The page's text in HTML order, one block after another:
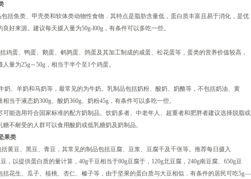
鱼类、甲壳类和软体类动物性食物．其特点是脂肪含量低，蛋白质丰富且易于消化，是优
良好来源。建议每天摄入量为50g-l00g，有条件可以多吃一些。
蛋、鸭蛋、鹅蛋、鹌鹑蛋、鸽蛋及其加工制成的咸蛋、松花蛋等，蛋类的营养价值较高，
人量为25g～50g，相当于半个至1个鸡蛋。
、羊奶和马奶等，最常见的为牛奶。乳制品包括奶粉、酸奶、奶酪等，不包括奶油、黄
相当于液态奶300g、酸奶360g、奶粉45g，有条件可以多吃一些。
可能选用符合国家标准的配方奶制品。饮奶多者、中老年人、超重者和肥胖者建议选择脱脂或
糖不耐受的人群可以食用酸奶或低乳糖奶及奶制品。
果类
豆、黑豆、青豆，其常见的制品包括豆腐、豆浆、豆腐干及千张等。推荐每日摄入
豆，以提供蛋白质的量计算，40g干豆相当于80g豆腐于，120g北豆腐，240g南豆腐、650g豆
括花生、瓜子、核桃、杏仁、榛子等，由于坚果的蛋白质与大豆相似．有条件的居民可吃5g—